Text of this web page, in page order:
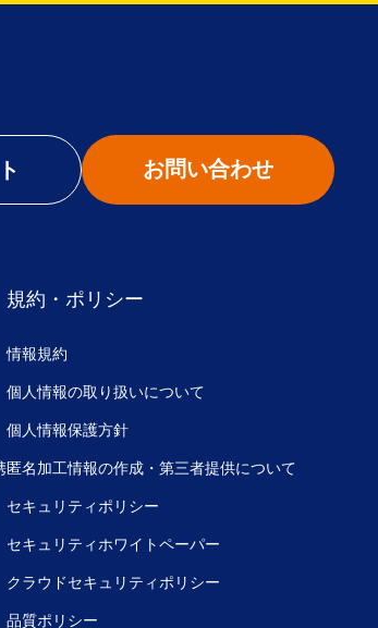
お問い合わせ
規約・ポリシー
情報規約
個人情報の取り扱いについて
個人情報保護方針
匿名加工情報の作成・第三者提供について
セキュリティポリシー
セキュリティホワイトペーパー
クラウドセキュリティポリシー
品質ポリシー